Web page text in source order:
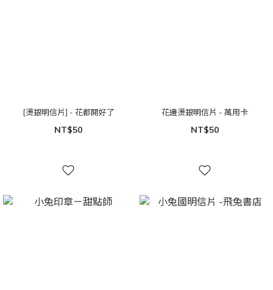
[燙銀明信片] - 花都開好了
NT$50
花邊燙銀明信片 - 萬用卡
NT$50